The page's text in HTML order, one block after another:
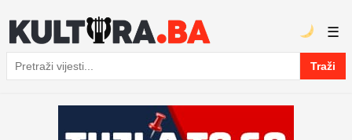
Pretraga
Traži
☰